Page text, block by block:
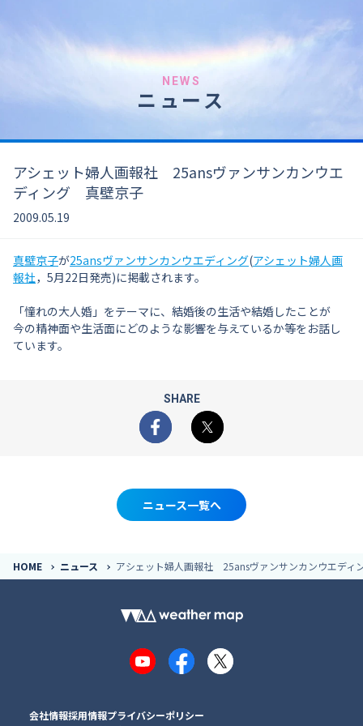
NEWS
ニュース
アシェット婦人画報社 25ansヴァンサンカンウエ
ディング 真壁京子
2009.05.19
真壁京子が25ansヴァンサンカンウエディング(アシェット婦人画
報社，5月22日発売)に掲載されます。
「憧れの大人婚」をテーマに、結婚後の生活や結婚したことが
今の精神面や生活面にどのような影響を与えているか等をお話し
ています。
SHARE
Facebook
X
ニュース一覧へ
HOME ニュース アシェット婦人画報社 25ansヴァンサンカンウエデ
YouTubeFacebook
X
会社情報採用情報プライバシーポリシー